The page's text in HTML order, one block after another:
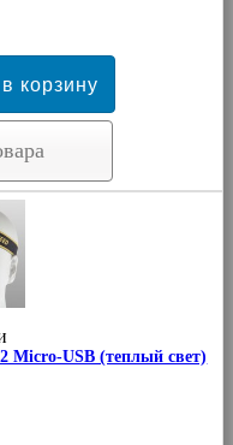
Micro-USB (теплый свет)